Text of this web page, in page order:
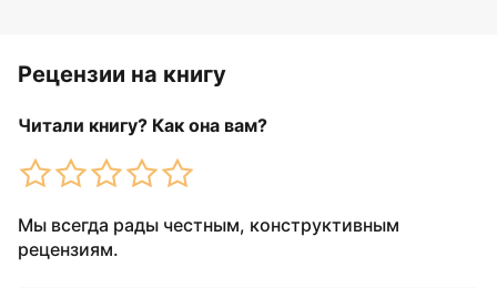
Рецензии на книгу
Читали книгу? Как она вам?
Мы всегда рады честным, конструктивным
рецензиям.